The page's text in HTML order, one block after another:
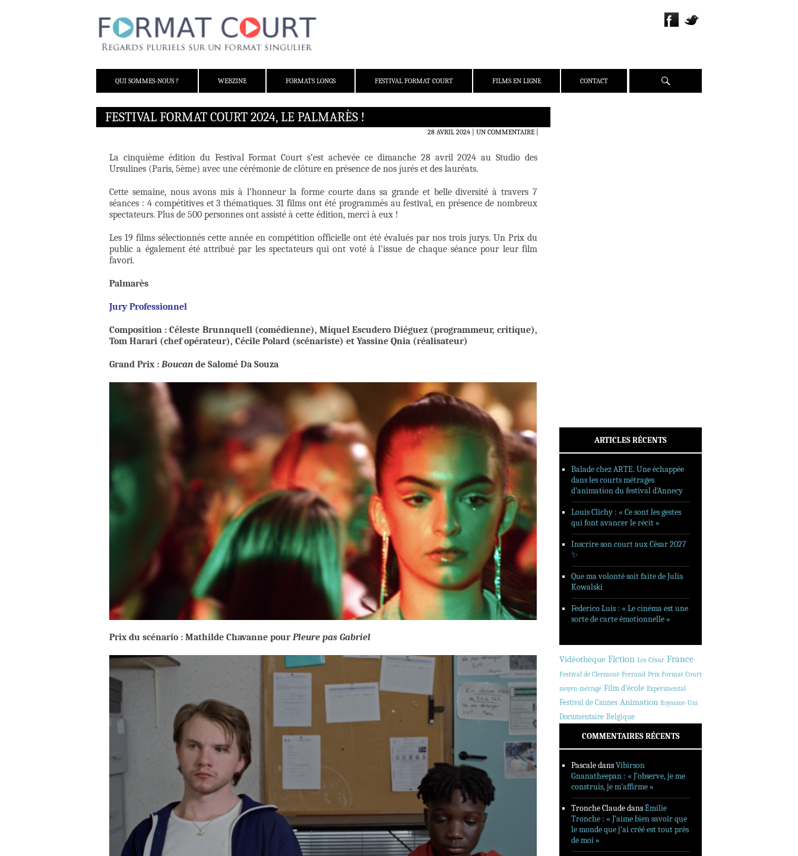
QUI SOMMES-NOUS ?
WEBZINE FORMATS LONGS FESTIVAL FORMAT COURT FILMS EN LIGNE CONTACT Recherche
FESTIVAL FORMAT COURT 2024, LE PALMARÈS !
28 AVRIL 2024 UN COMMENTAIRE|
La cinquième édition du Festival Format Court s’est achevée ce dimanche 28 avril 2024 au Studio des
Ursulines (Paris, 5ème) avec une cérémonie de clôture en présence de nos jurés et des lauréats.
Cette semaine, nous avons mis à l’honneur la forme courte dans sa grande et belle diversité à travers 7
séances : 4 compétitives et 3 thématiques. 31 films ont été programmés au festival, en présence de nombreux
spectateurs. Plus de 500 personnes ont assisté à cette édition, merci à eux !
Les 19 films sélectionnés cette année en compétition officielle ont été évalués par nos trois jurys. Un Prix du
public a également été attribué par les spectateurs qui ont voté à l’issue de chaque séance pour leur film
favori.
Palmarès
Jury Professionnel
Composition : Céleste Brunnquell (comédienne), Miquel Escudero Diéguez (programmeur, critique),
Tom Harari (chef opérateur), Cécile Polard (scénariste) et Yassine Qnia (réalisateur)
Grand Prix : Boucan de Salomé Da Souza
Prix du scénario : Mathilde Chavanne pour Pleure pas Gabriel
ARTICLES RÉCENTS
Balade chez ARTE. Une échappée
dans les courts métrages
d’animation du festival d’Annecy
Louis Clichy : « Ce sont les gestes
qui font avancer le récit »
Inscrire son court aux César 2027
✨
Que ma volonté soit faite de Julia
Kowalski
Federico Luis : « Le cinéma est une
sorte de carte émotionnelle »
Vidéothèque Fiction Les César France
Festival de Clermont-Ferrand Prix Format Court
moyen-métrage Film d'école Expérimental
Festival de Cannes Animation Royaume-Uni
Documentaire Belgique
COMMENTAIRES RÉCENTS
PascaledansVibirson
Gnanatheepan : « J’observe, je me
construis, je m’affirme »
Tronche ClaudedansÉmilie
Tronche : « J’aime bien savoir que
le monde que j’ai créé est tout près
de moi »